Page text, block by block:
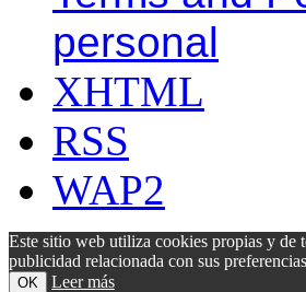
personal
XHTML
RSS
WAP2
Este sitio web utiliza cookies propias y de
publicidad relacionada con sus
OK Leer más